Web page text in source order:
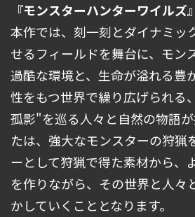
『モンスターハンターワイルズ
本作では、刻一刻とダイナミッ
せるフィールドを舞台に、モン
過酷な環境と、生命が溢れる豊
性をもつ世界で繰り広げられる
孤影"を巡る人々と自然の物語
たは、強大なモンスターの狩猟
ーとして狩猟で得た素材から、
を作りながら、その世界と人々
かしていくこととなります。